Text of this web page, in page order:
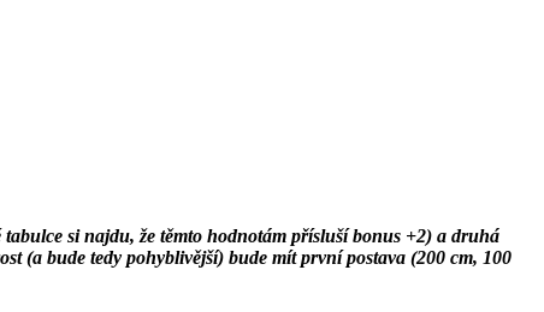
si najdu, že těmto hodnotám přísluší bonus +2) a druhá
(a bude tedy pohyblivější) bude mít první postava (200 cm, 100